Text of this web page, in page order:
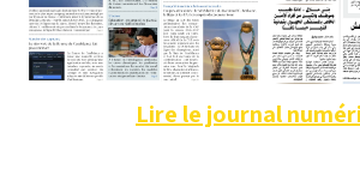
Lire le journal